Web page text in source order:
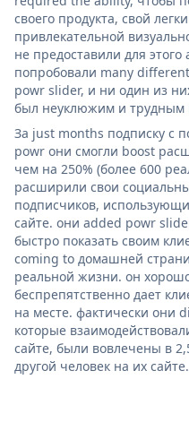
своего продукта, свой
привлекательной
не предоставили для
попробовали many
powr slider, и ни один из
был неуклюжим и трудным
За just months подписку с
powr они смогли boost
чем на 250% (более 600
расширили свои
подписчиков,
сайте. они added powr
быстро показать своим
coming to домашней
реальной жизни. он
беспрепятственно дает
на месте. фактически они
которые
сайте, были вовлечены в
другой человек на их сайте.